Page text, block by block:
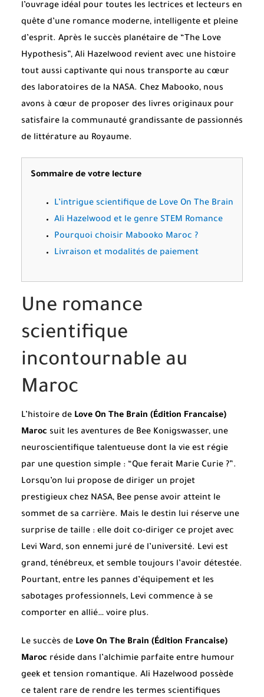
l’ouvrage idéal pour toutes les lectrices et lecteurs en
quête d’une romance moderne, intelligente et pleine
d’esprit. Après le succès planétaire de “The Love
Hypothesis”, Ali Hazelwood revient avec une histoire
tout aussi captivante qui nous transporte au cœur
des laboratoires de la NASA. Chez Mabooko, nous
avons à cœur de proposer des livres originaux pour
satisfaire la communauté grandissante de passionnés
de littérature au Royaume.
Sommaire de votre lecture
L’intrigue scientifique de Love On The Brain
Ali Hazelwood et le genre STEM Romance
Pourquoi choisir Mabooko Maroc ?
Livraison et modalités de paiement
Une romance
scientifique
incontournable au
Maroc
L’histoire de Love On The Brain (Édition Francaise)
Maroc suit les aventures de Bee Konigswasser, une
neuroscientifique talentueuse dont la vie est régie
par une question simple : “Que ferait Marie Curie ?”.
Lorsqu’on lui propose de diriger un projet
prestigieux chez NASA, Bee pense avoir atteint le
sommet de sa carrière. Mais le destin lui réserve une
surprise de taille : elle doit co-diriger ce projet avec
Levi Ward, son ennemi juré de l’université. Levi est
grand, ténébreux, et semble toujours l’avoir détestée.
Pourtant, entre les pannes d’équipement et les
sabotages professionnels, Levi commence à se
comporter en allié… voire plus.
Le succès de Love On The Brain (Édition Francaise)
Maroc réside dans l’alchimie parfaite entre humour
geek et tension romantique. Ali Hazelwood possède
ce talent rare de rendre les termes scientifiques